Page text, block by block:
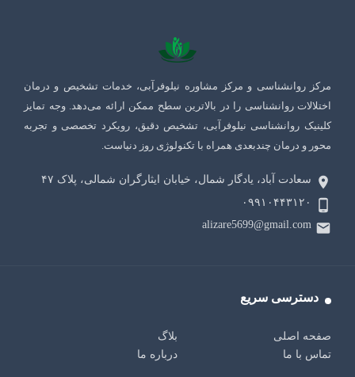
مرکز روانشناسی و مرکز مشاوره نیلوفرآبی، خدمات تشخیص و درمان
اختلالات روانشناسی را در بالاترین سطح ممکن ارائه می‌دهد. وجه تمایز
کلینیک روانشناسی نیلوفرآبی، تشخیص دقیق، رویکرد تخصصی و تجربه
محور و درمان چندبعدی همراه با تکنولوژی روز دنیاست.
سعادت آباد، یادگار شمال، خیابان ایثارگران شمالی، پلاک ۴٧
۰۹۹۱۰۴۴۳۱۲۰
alizare5699@gmail.com
دسترسی سریع
صفحه اصلی
بلاگ
تماس با ما
درباره ما